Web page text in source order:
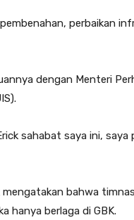
perbaikan
dengan Menteri
sahabat saya ini,
bahwa
hanya berlaga di GBK.